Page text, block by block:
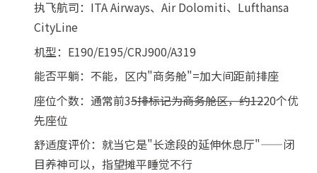
执飞航司：ITA Airways、Air Dolomiti、Lufthansa
CityLine
机型：E190/E195/CRJ900/A319
能否平躺：不能，区内"商务舱"=加大间距前排座
座位个数：通常前35排标记为商务舱区，约1220个优
先座位
舒适度评价：就当它是"长途段的延伸休息厅"——闭
目养神可以，指望摊平睡觉不行